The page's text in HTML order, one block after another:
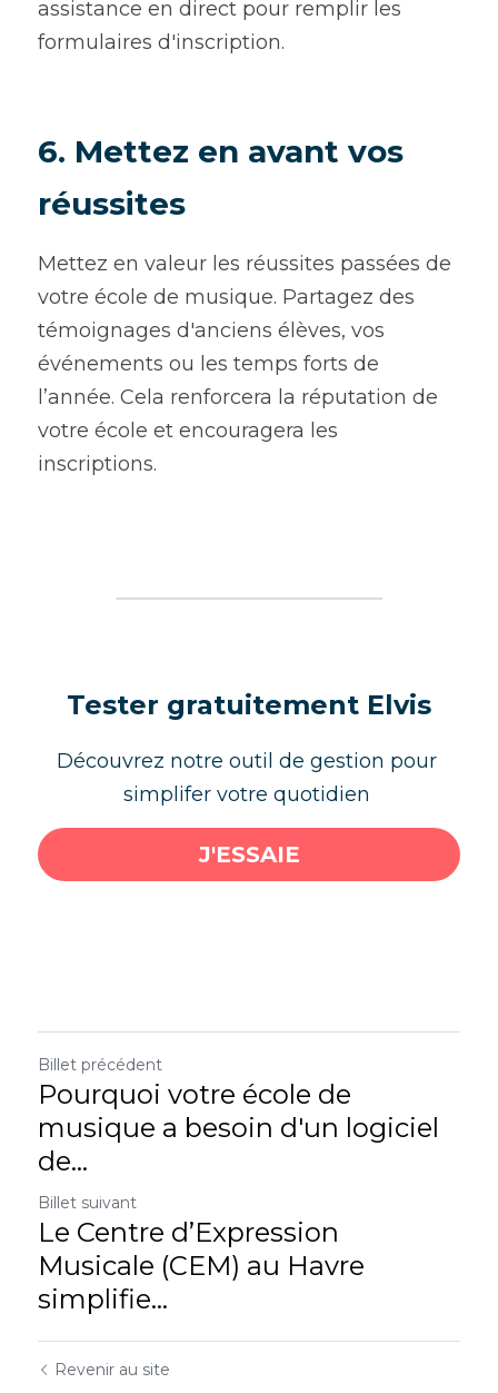
assistance en direct pour remplir les
formulaires d'inscription.
6. Mettez en avant vos
réussites
Mettez en valeur les réussites passées de
votre école de musique. Partagez des
témoignages d'anciens élèves, vos
événements ou les temps forts de
l’année. Cela renforcera la réputation de
votre école et encouragera les
inscriptions.
Tester gratuitement Elvis
Découvrez notre outil de gestion pour
simplifer votre quotidien
J'ESSAIE
Billet précédent
Pourquoi votre école de
musique a besoin d'un logiciel
de...
Billet suivant
Le Centre d’Expression
Musicale (CEM) au Havre
simplifie...
Revenir au site